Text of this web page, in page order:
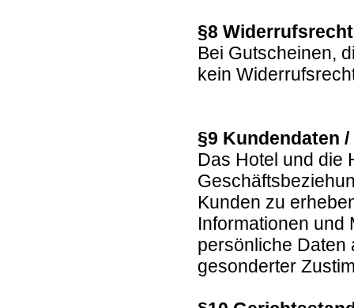
§8
Bei Gutscheinen,
kein
§9 Kundendaten
Das Hotel und die
Kunden zu
Informationen und
persönliche Daten
gesonderter